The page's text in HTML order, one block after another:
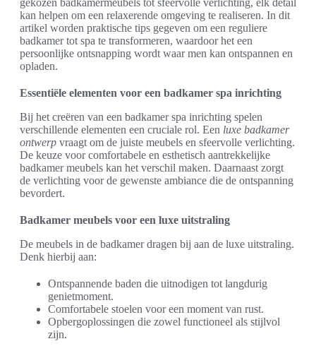
gekozen badkamermeubels tot sfeervolle verlichting, elk detail
kan helpen om een relaxerende omgeving te realiseren. In dit
artikel worden praktische tips gegeven om een reguliere
badkamer tot spa te transformeren, waardoor het een
persoonlijke ontsnapping wordt waar men kan ontspannen en
opladen.
Essentiële elementen voor een badkamer spa inrichting
Bij het creëren van een badkamer spa inrichting spelen
verschillende elementen een cruciale rol. Een luxe badkamer
ontwerp vraagt om de juiste meubels en sfeervolle verlichting.
De keuze voor comfortabele en esthetisch aantrekkelijke
badkamer meubels kan het verschil maken. Daarnaast zorgt
de verlichting voor de gewenste ambiance die de ontspanning
bevordert.
Badkamer meubels voor een luxe uitstraling
De meubels in de badkamer dragen bij aan de luxe uitstraling.
Denk hierbij aan:
Ontspannende baden die uitnodigen tot langdurig
genietmoment.
Comfortabele stoelen voor een moment van rust.
Opbergoplossingen die zowel functioneel als stijlvol
zijn.